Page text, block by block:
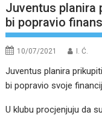
Juventus planira
bi popravio
10/07/2021 I. Ć.
Juventus planira
bi popravio svoje
U klubu procjenjuju da